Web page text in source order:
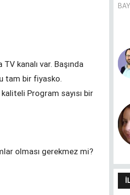
kanalı var. Başında
tam bir fiyasko.
Program sayısı bir
olması gerekmez mi?
Zusammenhang?